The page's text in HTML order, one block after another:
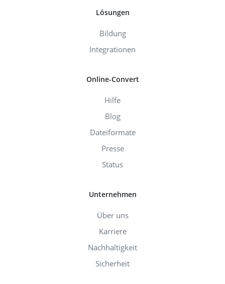
Lösungen
Bildung
Integrationen
Online-Convert
Hilfe
Blog
Dateiformate
Presse
Status
Unternehmen
Über uns
Karriere
Nachhaltigkeit
Sicherheit